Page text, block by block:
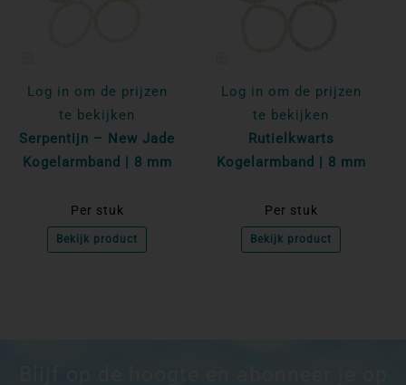
Log in om de prijzen
te bekijken
Serpentijn – New Jade
Kogelarmband | 8 mm
Per stuk
Bekijk product
Log in om de prijzen
te bekijken
Rutielkwarts
Kogelarmband | 8 mm
Per stuk
Bekijk product